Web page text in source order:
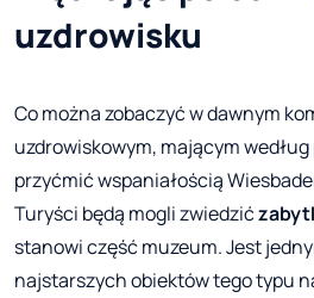
uzdrowisku
Co można zobaczyć w dawnym
uzdrowiskowym, mającym
przyćmić wspaniałością
Turyści będą mogli zwiedzić
stanowi część muzeum. Jest
najstarszych obiektów tego typu